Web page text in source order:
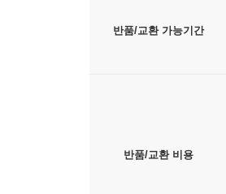
반품/교환 가능기간
반품/교환 비용